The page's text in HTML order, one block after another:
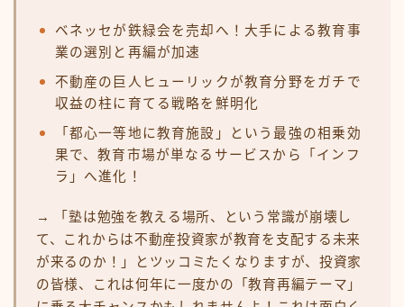
ベネッセが鉄緑会を売却へ！大手による教育事
業の選別と再編が加速
不動産の巨人ヒューリックが教育分野をガチで
収益の柱に育てる戦略を鮮明化
「都心一等地に教育施設」という最強の相乗効
果で、教育市場が単なるサービスから「インフ
ラ」へ進化！
→ 「塾は勉強を教える場所、という常識が崩壊し
て、これからは不動産投資家が教育を支配する未来
が来るのか！」とツッコミたくなりますが、投資家
の皆様、これは何年に一度かの「教育再編テーマ」